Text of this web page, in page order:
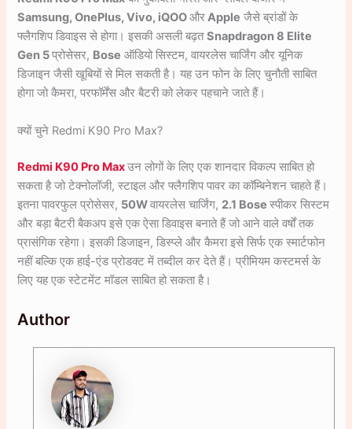
Samsung, OnePlus, Vivo, iQOOऔरApple जैसे ब्रांडों के
फ्लैगशिप डिवाइस से होगा। इसकी असली बढ़तSnapdragon 8 Elite
Gen 5प्रोसेसर, Bose ऑडियो सिस्टम, वायरलेस चार्जिंग और यूनिक
डिजाइन जैसी खूबियों से मिल सकती है। यह उन फोन के लिए चुनौती साबित
होगा जो कैमरा, परफॉर्मेंस और बैटरी को लेकर पहचाने जाते हैं।
क्यों चुने Redmi K90 Pro Max?
Redmi K90 Pro Maxउन लोगों के लिए एक शानदार विकल्प साबित हो
सकता है जो टेक्नोलॉजी, स्टाइल और फ्लैगशिप पावर का कॉम्बिनेशन चाहते हैं।
इतना पावरफुल प्रोसेसर, 50Wवायरलेस चार्जिंग, 2.1 Boseस्पीकर सिस्टम
और बड़ा बैटरी बैकअप इसे एक ऐसा डिवाइस बनाते हैं जो आने वाले वर्षों तक
प्रासंगिक रहेगा। इसकी डिजाइन, डिस्प्ले और कैमरा इसे सिर्फ एक स्मार्टफोन
नहीं बल्कि एक हाई-एंड प्रोडक्ट में तब्दील कर देते हैं। प्रीमियम कस्टमर्स के
लिए यह एक स्टेटमेंट मॉडल साबित हो सकता है।
Author